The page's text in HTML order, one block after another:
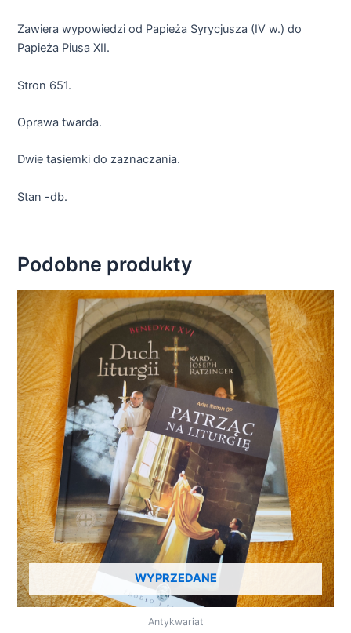
Zawiera wypowiedzi od Papieża Syrycjusza (IV w.) do
Papieża Piusa XII.
Stron 651.
Oprawa twarda.
Dwie tasiemki do zaznaczania.
Stan -db.
Podobne produkty
WYPRZEDANE
Antykwariat